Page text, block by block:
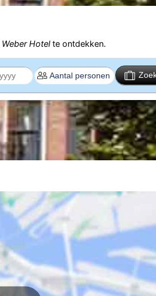
Weber Hotelte ontdekken.